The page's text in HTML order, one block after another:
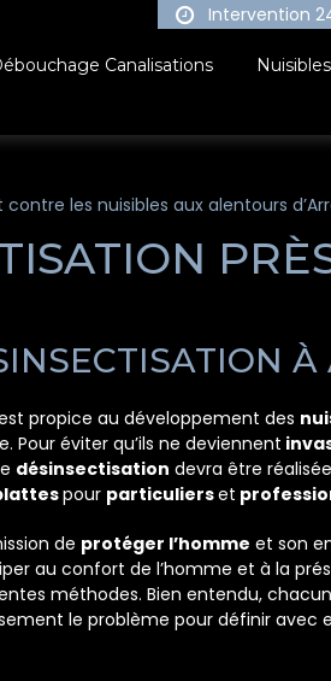
Intervention
Canalisations Nuisibles
les nuisibles aux alentours
propice au développement des
Pour éviter qu’ils ne deviennent
désinsectisation devra être
pour particulierset
de protéger l’homme et son
au confort de l’homme et à la
méthodes. Bien entendu,
le problème pour définir avec